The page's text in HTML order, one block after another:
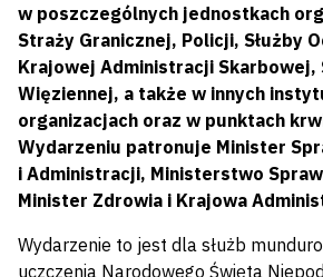
w poszczególnych jednostkach
Straży Granicznej, Policji, Służby
Krajowej Administracji Skarbowej,
Więziennej, a także w innych
organizacjach oraz w punktach
Wydarzeniu patronuje Minister
i Administracji, Ministerstwo
Minister Zdrowia i Krajowa
Wydarzenie to jest dla służb
uczczenia Narodowego Święta